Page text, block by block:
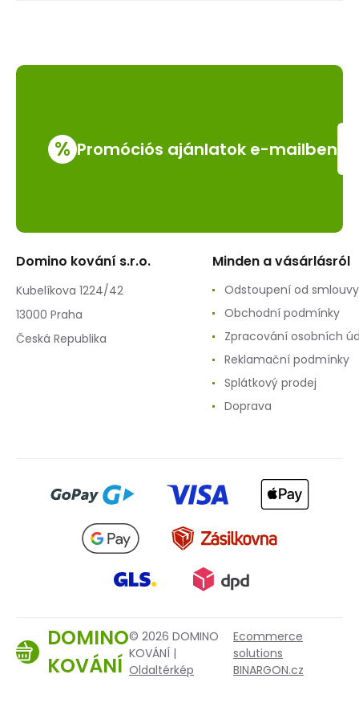
% Promóciós ajánlatok e-mailben
Domino kování s.r.o.
Kubelíkova 1224/42
13000 Praha
Česká Republika
Minden a vásárlásról
Odstoupení od smlouvy
Obchodní podmínky
Zpracování osobních
Reklamační podmínky
Splátkový prodej
Doprava
DOMINO
KOVÁNÍ
© 2026 DOMINO
KOVÁNÍ |
Oldaltérkép
Ecommerce
solutions
BINARGON.cz